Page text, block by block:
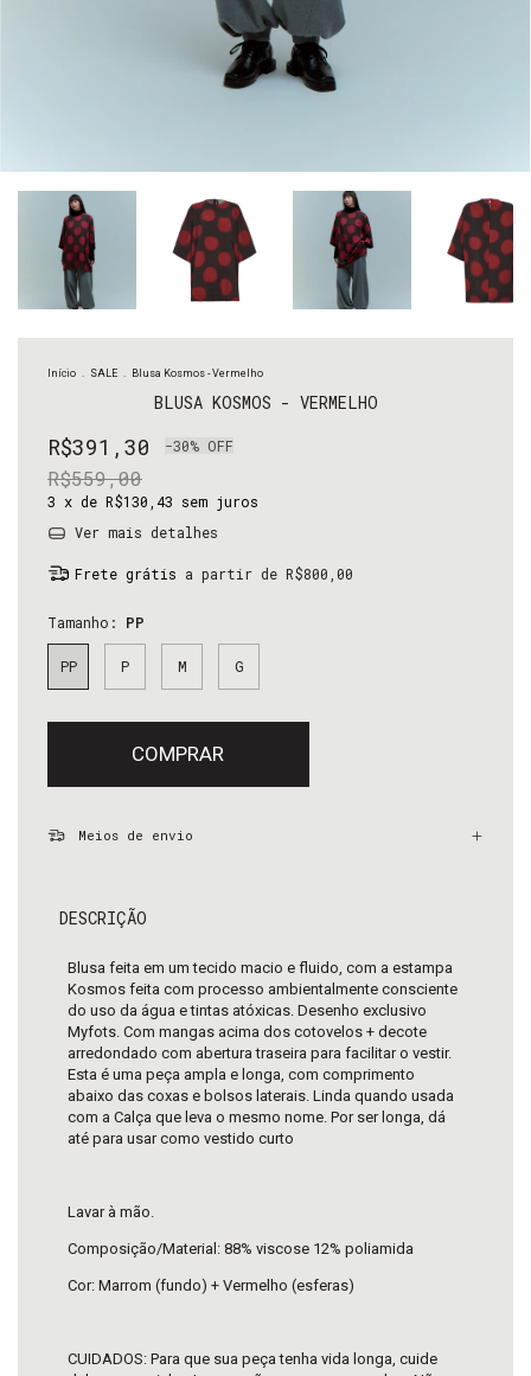
Início . SALE . Blusa Kosmos - Vermelho
BLUSA KOSMOS - VERMELHO
R$391,30 -30% OFF
R$559,00
3 x de R$130,43 sem juros
Ver mais detalhes
Frete grátis a partir de R$800,00
Tamanho: PP
PP P M G
Meios de envio
DESCRIÇÃO
Blusa feita em um tecido macio e fluido, com a estampa
Kosmos feita com processo ambientalmente consciente
do uso da água e tintas atóxicas. Desenho exclusivo
Myfots. Com mangas acima dos cotovelos + decote
arredondado com abertura traseira para facilitar o vestir.
Esta é uma peça ampla e longa, com comprimento
abaixo das coxas e bolsos laterais. Linda quando usada
com a Calça que leva o mesmo nome. Por ser longa, dá
até para usar como vestido curto
Lavar à mão.
Composição/Material: 88% viscose 12% poliamida
Cor: Marrom (fundo) + Vermelho (esferas)
CUIDADOS: Para que sua peça tenha vida longa, cuide